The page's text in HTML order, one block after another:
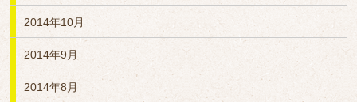
2014年10月
2014年9月
2014年8月